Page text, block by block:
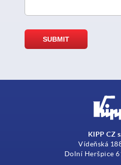
KIPP CZ
Vídeňská
Dolní Heršpice